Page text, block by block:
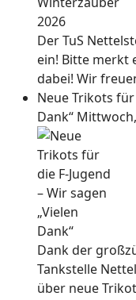
Der TuS
ein! Bitte merkt
dabei! Wir
Neue Trikots für
Dank“
Dank der
Tankstelle
über neue